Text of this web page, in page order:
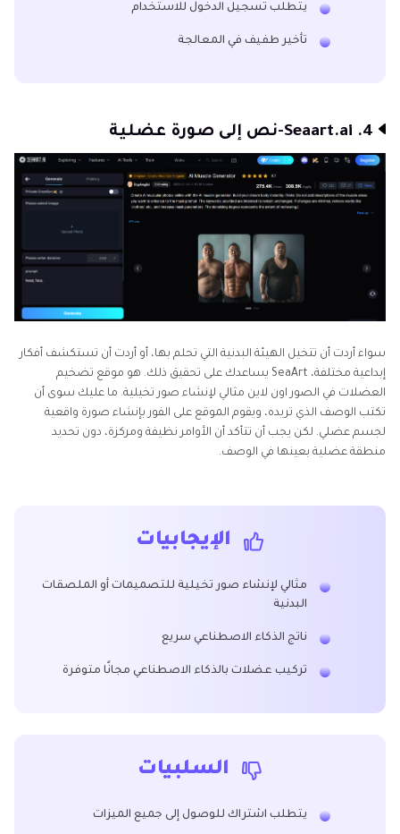
يتطلب تسجيل الدخول للاستخدام
تأخير طفيف في المعالجة
4. Seaart.ai-نص إلى صورة عضلية
سواء أردت أن تتخيل الهيئة البدنية التي تحلم بها، أو أردت أن تستكشف أفكار
إبداعية مختلفة، SeaArt يساعدك على تحقيق ذلك. هو موقع تضخيم
العضلات في الصور اون لاين مثالي لإنشاء صور تخيلية. ما عليك سوى أن
تكتب الوصف الذي تريده، ويقوم الموقع على الفور بإنشاء صورة واقعية
لجسم عضلي. لكن يجب أن تتأكد أن الأوامر نظيفة ومركزة، دون تحديد
منطقة عضلية بعينها في الوصف.
الإيجابيات
مثالي لإنشاء صور تخيلية للتصميمات أو الملصقات
البدنية
ناتج الذكاء الاصطناعي سريع
تركيب عضلات بالذكاء الاصطناعي مجانًا متوفرة
السلبيات
يتطلب اشتراك للوصول إلى جميع الميزات